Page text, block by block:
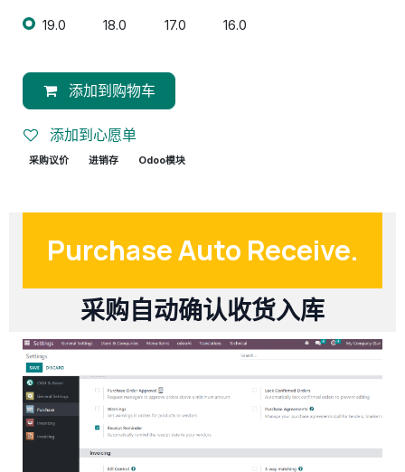
19.0 18.0 17.0 16.0
添加到购物车
添加到心愿单
采购议价 进销存 Odoo模块
Purchase Auto Receive.
采购自动确认收货入库